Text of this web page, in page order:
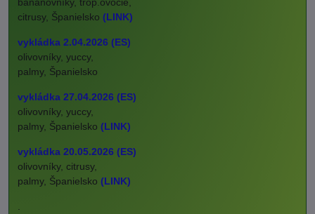
banánovníky, trop.ovocie,
citrusy, Španielsko (LINK)
vykládka 2.04.2026 (ES)
olivovníky, yuccy,
palmy, Španielsko
vykládka 27.04.2026 (ES)
olivovníky, yuccy,
palmy, Španielsko (LINK)
vykládka 20.05.2026 (ES)
olivovníky, citrusy,
palmy, Španielsko (LINK)
.